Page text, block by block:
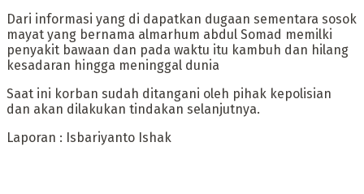
Dari informasi yang di dapatkan dugaan sementara sosok
mayat yang bernama almarhum abdul Somad memilki
penyakit bawaan dan pada waktu itu kambuh dan hilang
kesadaran hingga meninggal dunia
Saat ini korban sudah ditangani oleh pihak kepolisian
dan akan dilakukan tindakan selanjutnya.
Laporan : Isbariyanto Ishak